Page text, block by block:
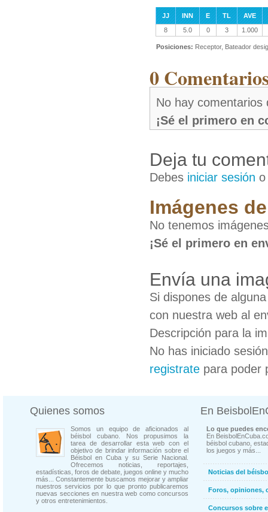
JJ INN E TL
AVE
8
5.0 0 3 1.000
Posiciones: Receptor, Bateador
0
No hay comentarios
¡Sé el primero en
Deja tu
Debes iniciar sesión
Imágenes
No tenemos
¡Sé el primero en
Envía una
Si dispones de
con nuestra web al
Descripción para la
No has iniciado
registrate para poder
Quienes somos
Somos un equipo de aficionados al
béisbol cubano. Nos propusimos la
tarea de desarrollar esta web con el
objetivo de brindar información sobre el
Béisbol en Cuba y su Serie Nacional.
Ofrecemos noticias, reportajes,
estadísticas, foros de debate, juegos online y mucho
más... Constantemente buscamos mejorar y ampliar
nuestros servicios por lo que pronto publicaremos
nuevas secciones en nuestra web como concursos
y otros entretenimientos.
En
Lo que puedes
En
béisbol cubano,
los juegos y más...
Noticias del
Foros, opiniones,
Concursos sobre